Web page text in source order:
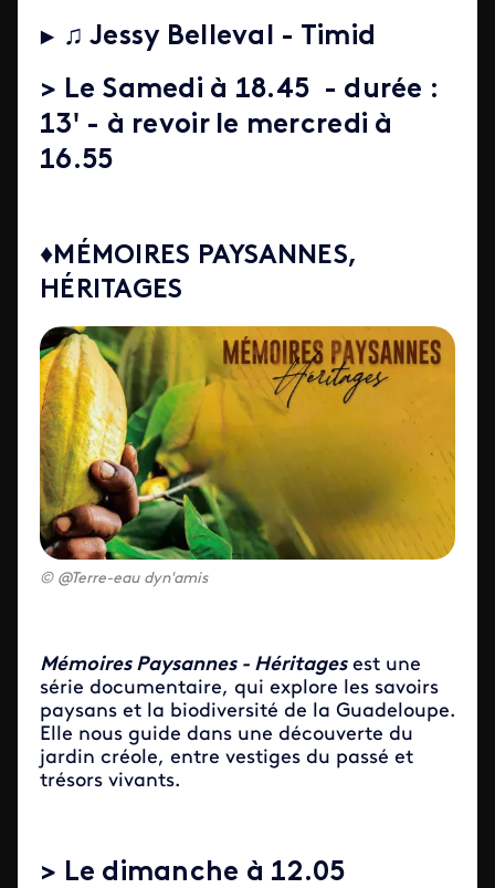
► ♫ Jessy Belleval - Timid
> Le Samedi à 18.45 - durée :
13' - à revoir le mercredi à
16.55
♦MÉMOIRES PAYSANNES,
HÉRITAGES
@Terre-eau dyn'amis
Mémoires Paysannes - Héritages est une
série documentaire, qui explore les savoirs
paysans et la biodiversité de la Guadeloupe.
Elle nous guide dans une découverte du
jardin créole, entre vestiges du passé et
trésors vivants.
> Le dimanche à 12.05